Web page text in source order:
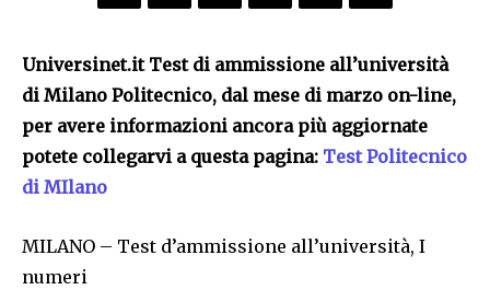
Universinet.it Test di ammissione all’università
di Milano Politecnico, dal mese di marzo on-line,
per avere informazioni ancora più aggiornate
potete collegarvi a questa pagina: Test Politecnico
di MIlano
MILANO – Test d’ammissione all’università, I
numeri